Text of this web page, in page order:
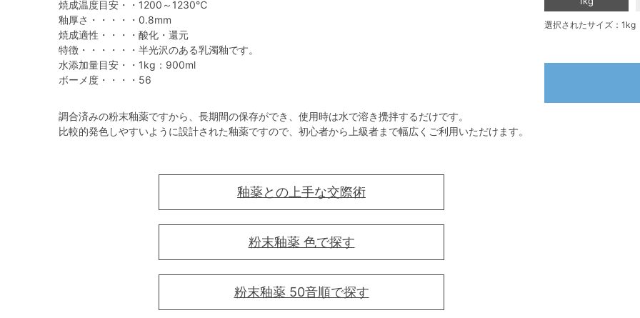
焼成温度目安・・1200～1230℃
釉厚さ・・・・・0.8mm
焼成適性・・・・酸化・還元
特徴・・・・・・半光沢のある乳濁釉です。
水添加量目安・・1kg：900ml
ボーメ度・・・・56
調合済みの粉末釉薬ですから、長期間の保存ができ、使用時は水で溶き攪拌するだけです。
比較的発色しやすいように設計された釉薬ですので、初心者から上級者まで幅広くご利用いただけます。
釉薬との上手な交際術
粉末釉薬 色で探す
粉末釉薬 50音順で探す
選択されたサイズ：1kg